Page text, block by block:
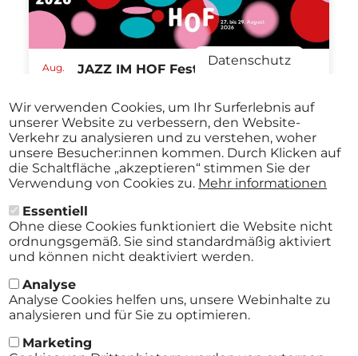
Aug.
-
Aug.
29
2026
JAZZ IM HOF Festival St.Pölten
ab€ 40,00
Datenschutz
Wir verwenden Cookies, um Ihr Surferlebnis auf
unserer Website zu verbessern, den Website-
Verkehr zu analysieren und zu verstehen, woher
unsere Besucher:innen kommen. Durch Klicken auf
die Schaltfläche „akzeptieren“ stimmen Sie der
Verwendung von Cookies zu. Mehr informationen
Essentiell
Ohne diese Cookies funktioniert die Website nicht
ordnungsgemäß. Sie sind standardmäßig aktiviert
und können nicht deaktiviert werden.
Analyse
Analyse Cookies helfen uns, unsere Webinhalte zu
analysieren und für Sie zu optimieren.
Marketing